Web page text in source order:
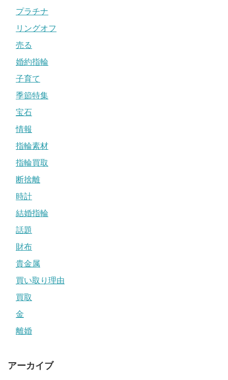
プラチナ
リングオフ
売る
婚約指輪
子育て
季節特集
宝石
情報
指輪素材
指輪買取
断捨離
時計
結婚指輪
話題
財布
貴金属
買い取り理由
買取
金
離婚
アーカイブ